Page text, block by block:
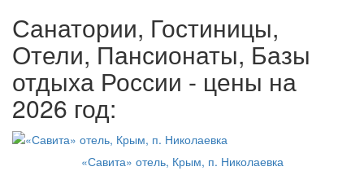
Санатории, Гостиницы,
Отели, Пансионаты, Базы
отдыха России - цены на
2026 год:
«Савита» отель, Крым, п. Николаевка